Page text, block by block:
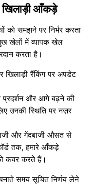
खिलाड़ी आँकड़े
को समझने पर निर्भर करता
खेलों में व्यापक खेल
करता है।
खिलाड़ी रैंकिंग पर अपडेट
प्रदर्शन और आगे बढ़ने की
उनकी स्थिति पर नज़र
और गेंदबाजी औसत से
तक, हमारे आँकड़े
कवर करते हैं।
समय सूचित निर्णय लेने